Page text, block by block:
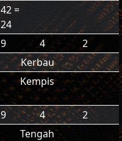
42 =
24
9 4
2
Kerbau
Kempis
9 4
2
Tengah